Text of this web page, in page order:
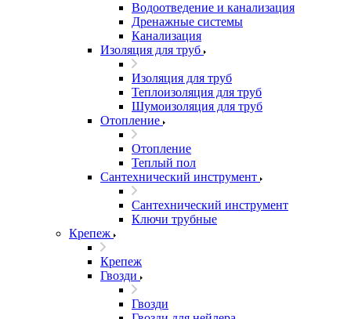
Водоотведение и канализация
Дренажные системы
Канализация
Изоляция для труб
Изоляция для труб
Теплоизоляция для труб
Шумоизоляция для труб
Отопление
Отопление
Теплый пол
Сантехнический инструмент
Сантехнический инструмент
Ключи трубные
Крепеж
Крепеж
Гвозди
Гвозди